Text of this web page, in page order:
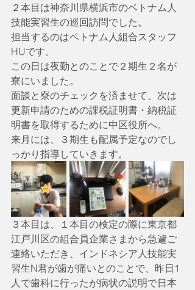
２本目は神奈川県横浜市のベトナム人
技能実習生の巡回訪問でした。
担当するのはベトナム人組合スタッフ
HUです。
この日は夜勤とのことで２期生２名が
寮にいました。
面談と寮のチェックを済ませて、次は
更新申請のための課税証明書・納税証
明書を取得するために中区役所へ。
来月には、３期生も配属予定なのでし
っかり指導していきます。
３本目は、１本目の検定の際に東京都
江戸川区の組合員企業さまから急遽ご
連絡いただき、インドネシア人技能実
習生N君が歯が痛いとのことで、昨日1
人で歯科に行ったが病状の説明で日本